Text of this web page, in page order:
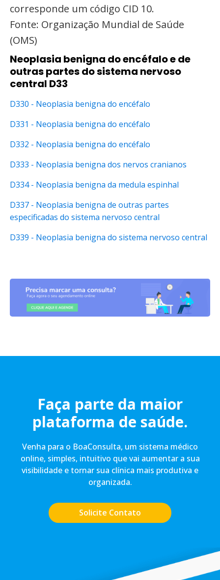
corresponde um código CID 10.
Fonte: Organização Mundial de Saúde
(OMS)
Neoplasia benigna do encéfalo e de
outras partes do sistema nervoso
central D33
D330 - Neoplasia benigna do encéfalo
D331 - Neoplasia benigna do encéfalo
D332 - Neoplasia benigna do encéfalo
D333 - Neoplasia benigna dos nervos cranianos
D334 - Neoplasia benigna da medula espinhal
D337 - Neoplasia benigna de outras partes
especificadas do sistema nervoso central
D339 - Neoplasia benigna do sistema nervoso central
Faça parte da maior
plataforma de saúde.
Venha para o BoaConsulta, um sistema médico
online, simples, intuitivo que vai aumentar a sua
visibilidade e tornar sua clínica mais produtiva e
organizada.
Solicite Contato